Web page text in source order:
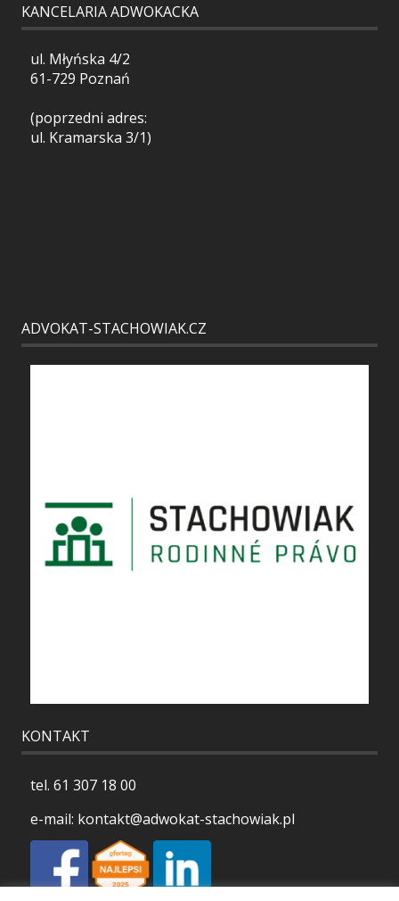
KANCELARIA ADWOKACKA
ul. Młyńska 4/2
61-729 Poznań
(poprzedni adres:
ul. Kramarska 3/1)
ADVOKAT-STACHOWIAK.CZ
KONTAKT
tel. 61 307 18 00
e-mail: kontakt@adwokat-stachowiak.pl